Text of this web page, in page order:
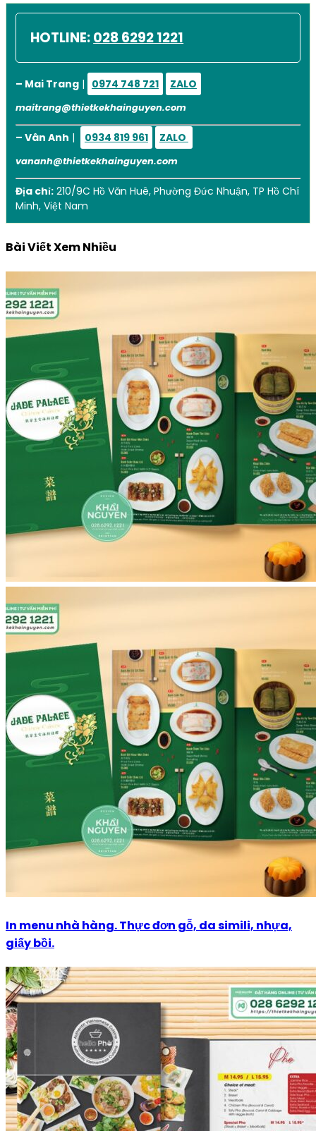
HOTLINE:028 6292 1221
– Mai Trang| 0974 748 721 ZALO
maitrang@thietkekhainguyen.com
– Vân Anh | 0934 819 961 ZALO
vananh@thietkekhainguyen.com
Địa chỉ:210/9C Hồ Văn Huê, Phường Đức Nhuận, TP Hồ Chí
Minh, Việt Nam
Bài Viết Xem Nhiều
In menu nhà hàng. Thực đơn gỗ, da simili, nhựa,
giấy bồi.